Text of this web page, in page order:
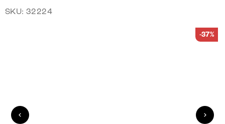
SKU: 32224
-37%